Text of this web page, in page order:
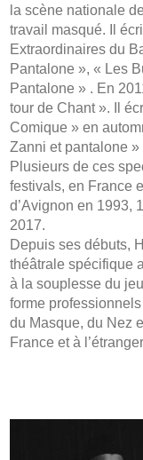
la scène nationale
travail masqué. Il
Extraordinaires du
Pantalone », « Les
Pantalone » . En
tour de Chant ». Il
Comique » en
Zanni et pantalone »
Plusieurs de ces
festivals, en France
d’Avignon en 1993,
2017.
Depuis ses débuts,
théâtrale spécifique
à la souplesse du
forme
du Masque, du Nez
France et à